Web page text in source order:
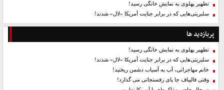
تطهیر پهلوی به نمایش خانگی رسید!
سلبریتی‌هایی که در برابر جنایت آمریکا «لال» شدند!
پربازدید ها
تطهیر پهلوی به نمایش خانگی رسید!
سلبریتی‌هایی که در برابر جنایت آمریکا «لال» شدند!
خانم مهاجرانی، آب به آسیاب دشمن ریختید!
وقتی قالیباف جا پای رفسنجانی می گذارد!